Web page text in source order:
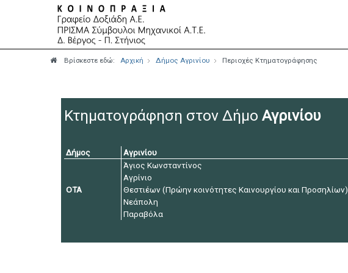
Βρίσκεστε εδώ: Αρχική Δήμος Αγρινίου Περιοχές Κτηματογράφησης
Κτηματογράφηση στον Δήμο Αγρινίου
Δήμος Αγρινίου
ΟΤΑ
Άγιος Κωνσταντίνος
Αγρίνιο
Θεστιέων (Πρώην κοινότητες Καινουργίου και Προσηλίων)
Νεάπολη
Παραβόλα